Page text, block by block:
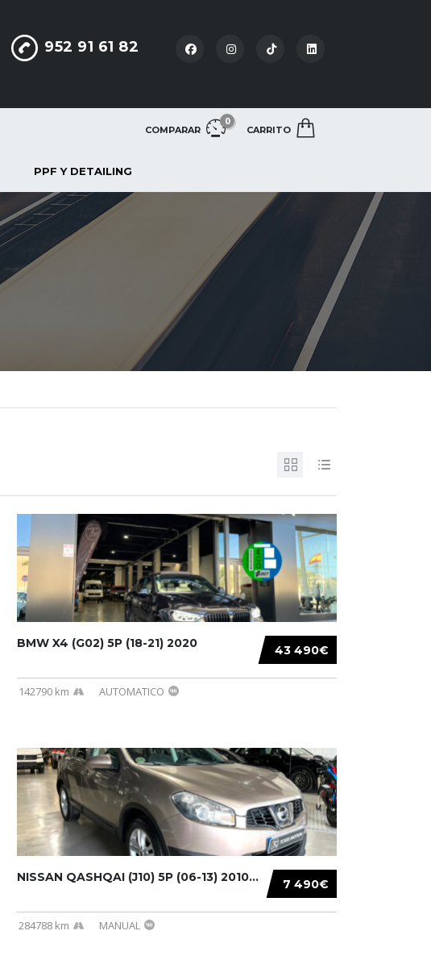
952 91 61 82
COMPARAR
0
CARRITO
PPF Y DETAILING
43 490€
BMW X4 (G02) 5P (18-21) 2020
142790 km AUTOMATICO
7 490€
NISSAN QASHQAI (J10) 5P (06-13) 2010...
284788 km MANUAL